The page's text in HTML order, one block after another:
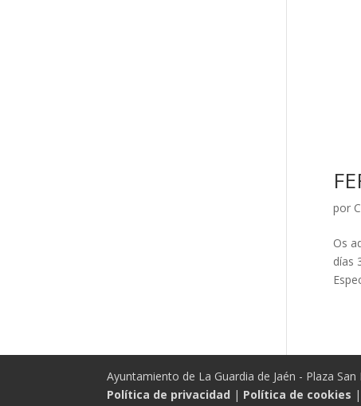
por
Os
días
Ayuntamiento de La Guardia de Jaén - Plaza
Política de privacidad | Política de cookies |